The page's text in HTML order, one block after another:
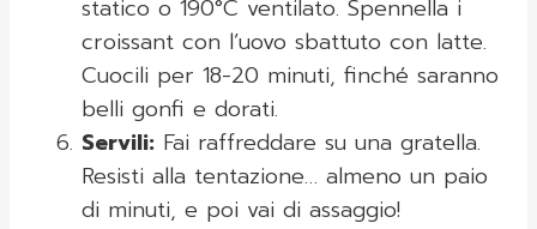
statico o 190°C ventilato. Spennella i
croissant con l’uovo sbattuto con latte.
Cuocili per 18-20 minuti, finché saranno
belli gonfi e dorati.
Servili: Fai raffreddare su una gratella.
Resisti alla tentazione… almeno un paio
di minuti, e poi vai di assaggio!